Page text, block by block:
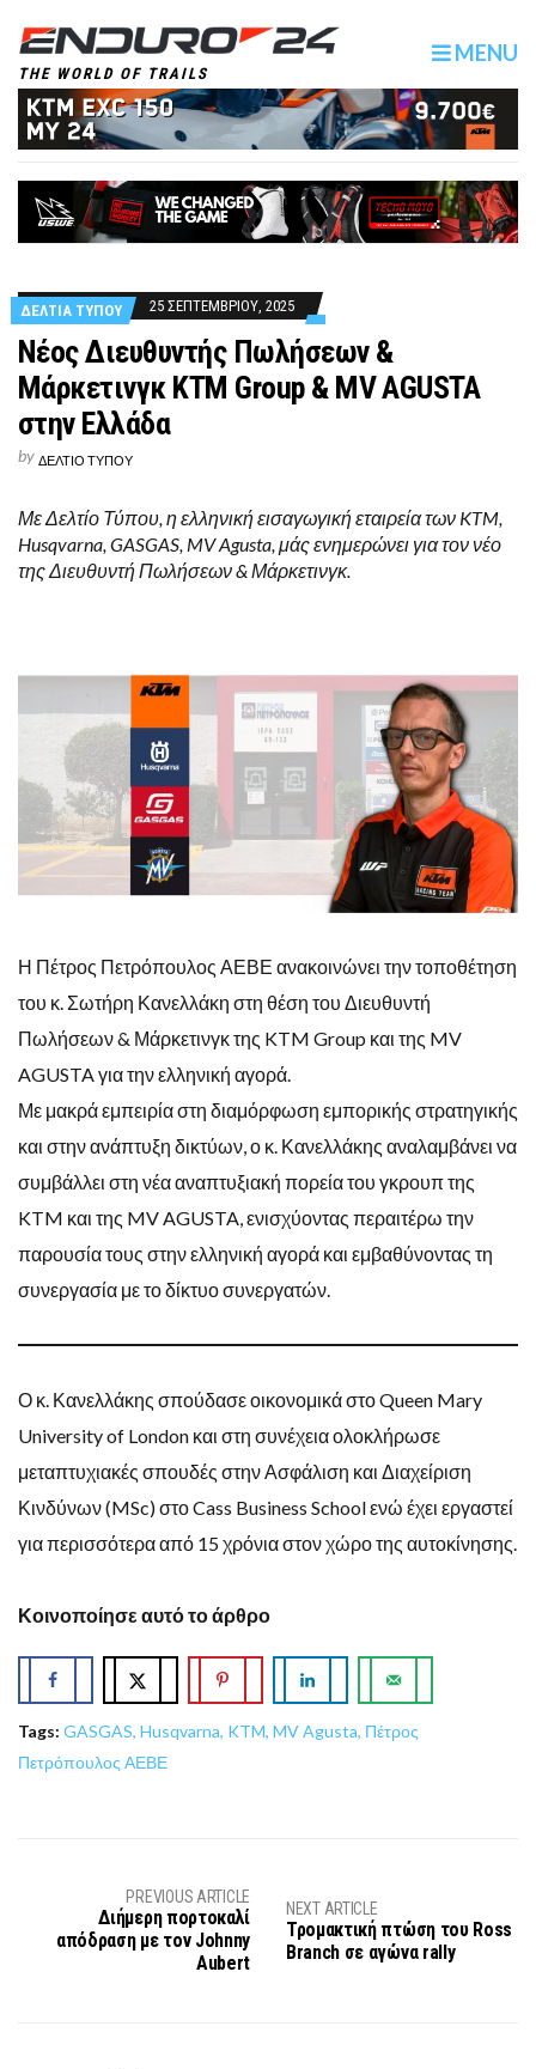
THE WORLD OF TRAILS
MENU
ΔΕΛΤΙΑ ΤΥΠΟΥ 25 ΣΕΠΤΕΜΒΡΙΟΥ, 2025
Νέος Διευθυντής Πωλήσεων &
Μάρκετινγκ KTM Group & MV AGUSTA
στην Ελλάδα
by ΔΕΛΤΙΟ ΤΥΠΟΥ
Με Δελτίο Τύπου, η ελληνική εισαγωγική εταιρεία των KTM,
Husqvarna, GASGAS, MV Agusta, μάς ενημερώνει για τον νέο
της Διευθυντή Πωλήσεων & Μάρκετινγκ.
Η Πέτρος Πετρόπουλος ΑΕΒΕ ανακοινώνει την τοποθέτηση
του κ. Σωτήρη Κανελλάκη στη θέση του Διευθυντή
Πωλήσεων & Μάρκετινγκ της KTM Group και της MV
AGUSTA για την ελληνική αγορά.
Με μακρά εμπειρία στη διαμόρφωση εμπορικής στρατηγικής
και στην ανάπτυξη δικτύων, ο κ. Κανελλάκης αναλαμβάνει να
συμβάλλει στη νέα αναπτυξιακή πορεία του γκρουπ της
KTM και της MV AGUSTA, ενισχύοντας περαιτέρω την
παρουσία τους στην ελληνική αγορά και εμβαθύνοντας τη
συνεργασία με το δίκτυο συνεργατών.
Ο κ. Κανελλάκης σπούδασε οικονομικά στο Queen Mary
University of London και στη συνέχεια ολοκλήρωσε
μεταπτυχιακές σπουδές στην Ασφάλιση και Διαχείριση
Κινδύνων (MSc) στο Cass Business School ενώ έχει εργαστεί
για περισσότερα από 15 χρόνια στον χώρο της αυτοκίνησης.
Κοινοποίησε αυτό το άρθρο
Tags: GASGAS, Husqvarna, KTM, MV Agusta, Πέτρος
Πετρόπουλος ΑΕΒΕ
PREVIOUS ARTICLE
Διήμερη πορτοκαλί
απόδραση με τον Johnny
Aubert
NEXT ARTICLE
Τρομακτική πτώση του Ross
Branch σε αγώνα rally